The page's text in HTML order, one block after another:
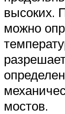
высоких.
можно
мостов.